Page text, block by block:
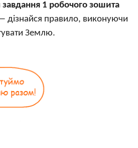
завдання 1 робочого зошита
дізнайся правило, виконуючи
Землю.